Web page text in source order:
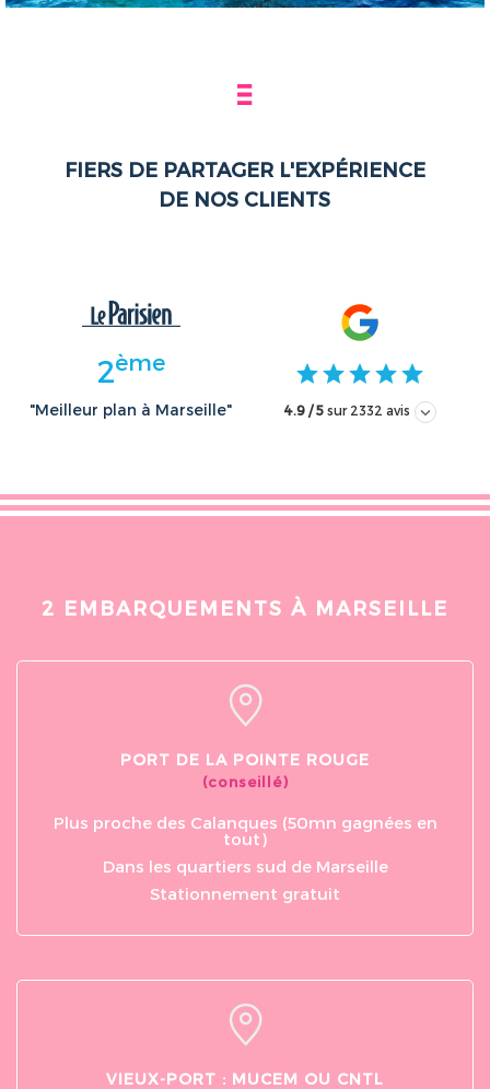
FIERS DE PARTAGER L'EXPÉRIENCE
DE NOS CLIENTS
2ème
"Meilleur plan à Marseille" 4.9 / 5 sur 2332 avis
Une autre compagnie locale nous
sauvés ! La réservation s'...
Super balade en
2 EMBARQUEMENTS À MARSEILLE
PORT DE LA POINTE ROUGE
(conseillé)
Plus proche des Calanques (50mn gagnées en
tout)
Dans les quartiers sud de Marseille
Stationnement gratuit
VIEUX-PORT : MUCEM OU CNTL